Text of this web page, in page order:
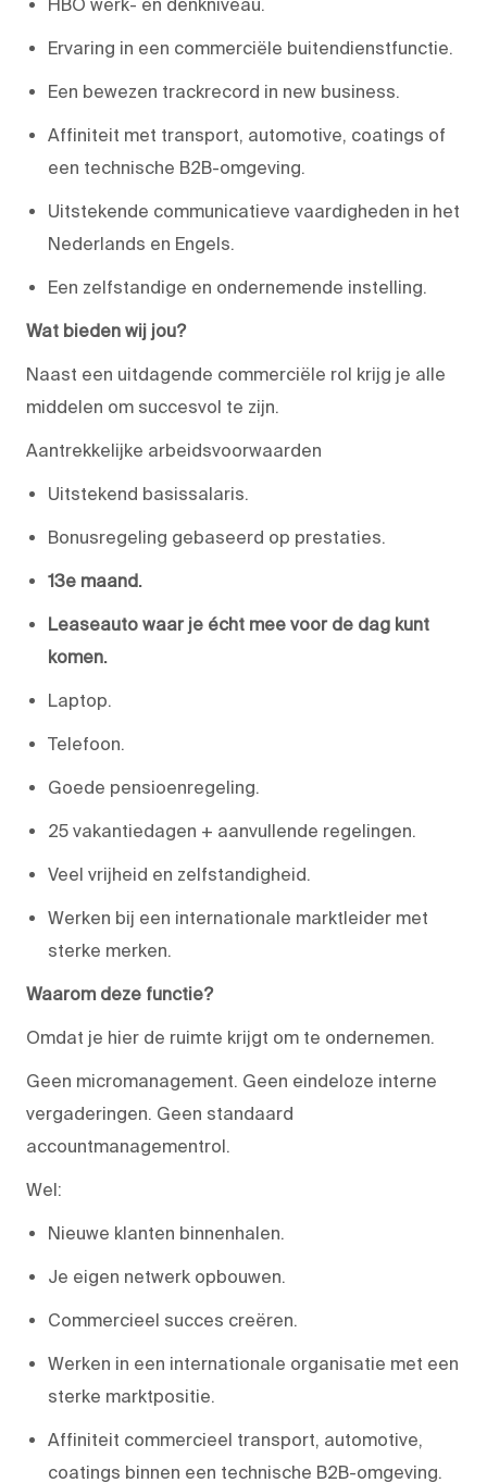
HBO werk- en denkniveau.
Ervaring in een commerciële buitendienstfunctie.
Een bewezen trackrecord in new business.
Affiniteit met transport, automotive, coatings of
een technische B2B-omgeving.
Uitstekende communicatieve vaardigheden in het
Nederlands en Engels.
Een zelfstandige en ondernemende instelling.
Wat bieden wij jou?
Naast een uitdagende commerciële rol krijg je alle
middelen om succesvol te zijn.
Aantrekkelijke arbeidsvoorwaarden
Uitstekend basissalaris.
Bonusregeling gebaseerd op prestaties.
13e maand.
Leaseauto waar je écht mee voor de dag kunt
komen.
Laptop.
Telefoon.
Goede pensioenregeling.
25 vakantiedagen + aanvullende regelingen.
Veel vrijheid en zelfstandigheid.
Werken bij een internationale marktleider met
sterke merken.
Waarom deze functie?
Omdat je hier de ruimte krijgt om te ondernemen.
Geen micromanagement. Geen eindeloze interne
vergaderingen. Geen standaard
accountmanagementrol.
Wel:
Nieuwe klanten binnenhalen.
Je eigen netwerk opbouwen.
Commercieel succes creëren.
Werken in een internationale organisatie met een
sterke marktpositie.
Affiniteit commercieel transport, automotive,
coatings binnen een technische B2B-omgeving.